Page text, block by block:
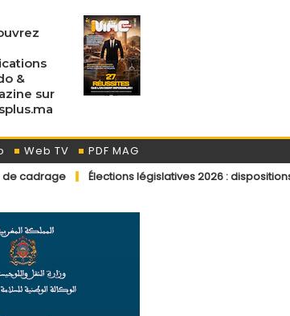
&
sur
Web TV
PDF MAG
Élections législatives 2026 : dispositions éditoriales